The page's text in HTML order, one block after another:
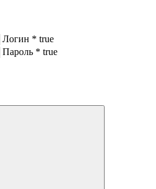
Логин * true
Пароль * true